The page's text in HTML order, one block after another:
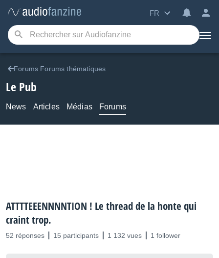
FR
Forums Forums thématiques
Le Pub
News Articles Médias Forums
ATTTTEEENNNNTION ! Le thread de la honte qui
craint trop.
52 réponses 15 participants 1 132 vues 1 follower